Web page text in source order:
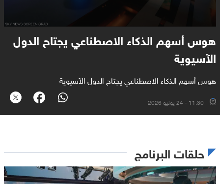
هوس أسهم الذكاء الاصطناعي يجتاح الدول
الآسيوية
هوس أسهم الذكاء الاصطناعي يجتاح الدول الآسيوية
11:30 - 24 يونيو 2026
حلقات البرنامج